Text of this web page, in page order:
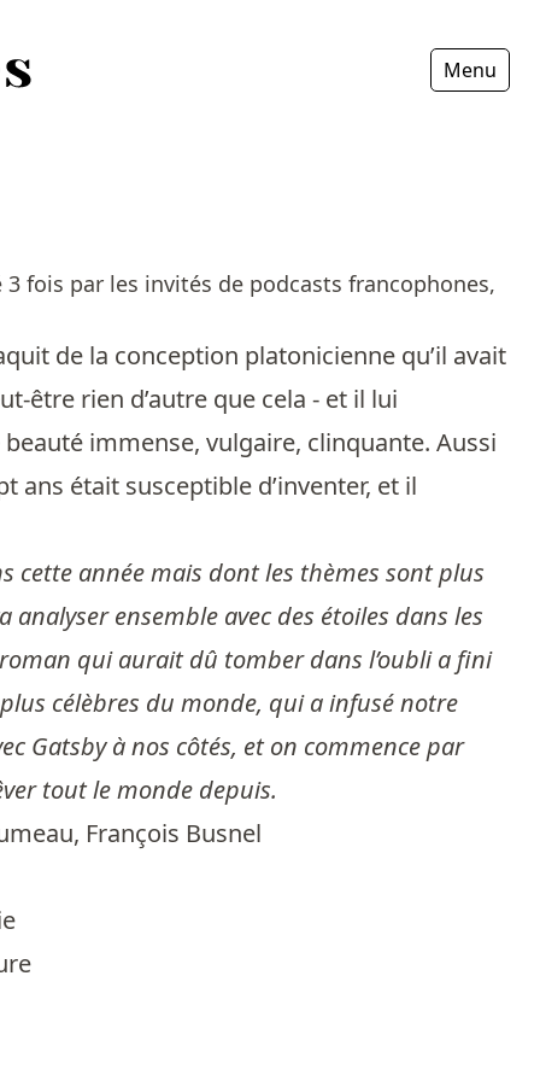
Menu
fois par les invités de podcasts francophones,
de la conception platonicienne qu’il avait
être rien d’autre que cela - et il lui
immense, vulgaire, clinquante. Aussi
ans était susceptible d’inventer, et il
cette année mais dont les thèmes sont plus
ensemble avec des étoiles dans les
qui aurait dû tomber dans l’oubli a fini
célèbres du monde, qui a infusé notre
Gatsby à nos côtés, et on commence par
tout le monde depuis.
, François Busnel